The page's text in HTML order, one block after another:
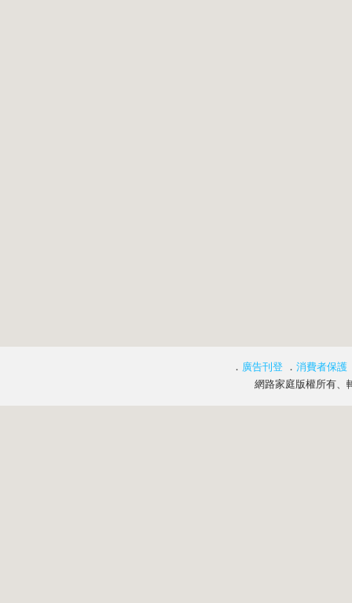
． 廣告刊登 ． 消費者保護
網路家庭版權所有、